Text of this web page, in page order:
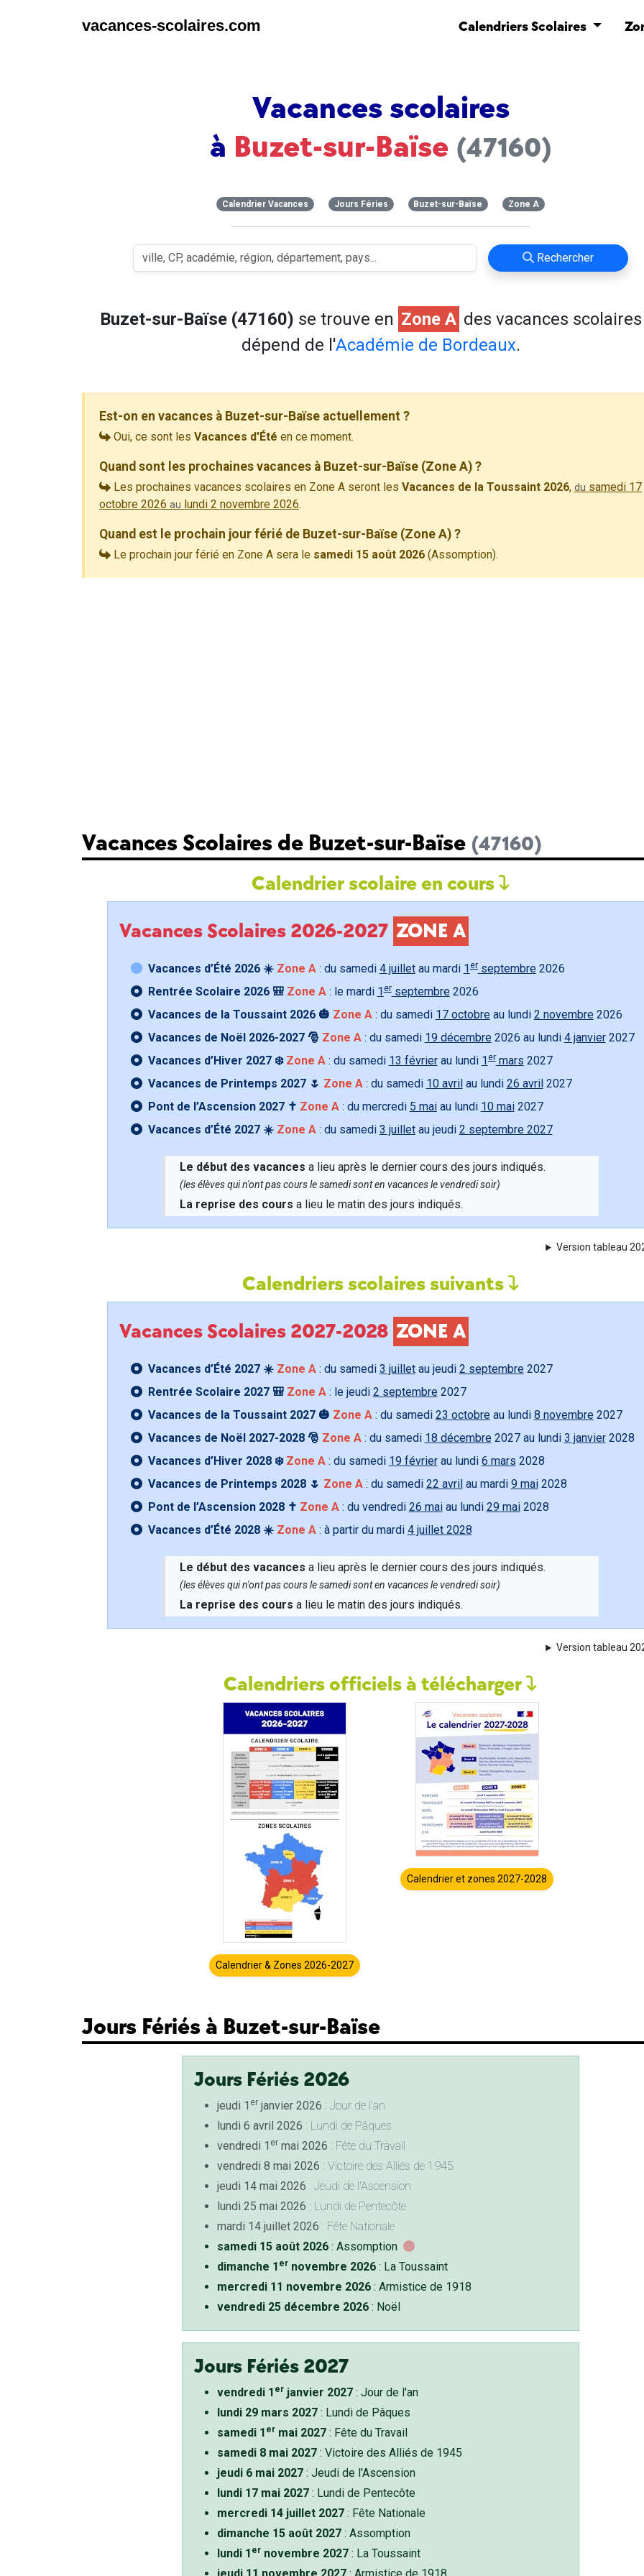
vacances-scolaires.com Calendriers Scolaires
Vacances scolaires
à Buzet-sur-Baïse (47160)
Calendrier Vacances Jours Féries Buzet-sur-Baïse Zone A
Rechercher
Buzet-sur-Baïse (47160) se trouve en Zone A des vacances
dépend de l'Académie de Bordeaux.
Est-on en vacances à Buzet-sur-Baïse actuellement ?
Oui, ce sont les Vacances d'Été en ce moment.
Quand sont les prochaines vacances à Buzet-sur-Baïse (Zone A) ?
Les prochaines vacances scolaires en Zone A seront les Vacances de la Toussaint 2026, du samedi 17
octobre 2026 au lundi 2 novembre 2026.
Quand est le prochain jour férié de Buzet-sur-Baïse (Zone A) ?
Le prochain jour férié en Zone A sera le samedi 15 août 2026 (Assomption).
Vacances Scolaires de Buzet-sur-Baïse (47160)
Calendrier scolaire en cours
Vacances Scolaires 2026-2027 ZONE A
Vacances d’Été 2026 ☀️ Zone A: du samedi 4 juilletau mardi 1 erseptembre 2026
Rentrée Scolaire 2026 🎒 Zone A: le mardi 1erseptembre 2026
Vacances de la Toussaint 2026 🎃 Zone A: du samedi 17 octobre au lundi 2 novembre 2026
Vacances de Noël 2026-2027 🎅 Zone A: du samedi 19 décembre 2026 au lundi 4 janvier2027
Vacances d’Hiver 2027 ❄️ Zone A: du samedi 13 févrierau lundi 1ermars 2027
Vacances de Printemps 2027 🌷 Zone A: du samedi 10 avril au lundi 26 avril 2027
Pont de l’Ascension 2027 ✝️ Zone A: du mercredi 5 maiau lundi 10 mai2027
Vacances d’Été 2027 ☀️ Zone A: du samedi 3 juilletau jeudi 2 septembre 2027
Le début des vacances a lieu après le dernier cours des jours indiqués.
(les élèves qui n'ont pas cours le samedi sont en vacances le vendredi soir)
La reprise des cours a lieu le matin des jours indiqués.
Version tableau
Calendriers scolaires suivants
Vacances Scolaires 2027-2028 ZONE A
Vacances d’Été 2027 ☀️ Zone A: du samedi 3 juilletau jeudi 2 septembre 2027
Rentrée Scolaire 2027 🎒 Zone A: le jeudi 2 septembre 2027
Vacances de la Toussaint 2027 🎃 Zone A: du samedi 23 octobre au lundi 8 novembre 2027
Vacances de Noël 2027-2028 🎅 Zone A: du samedi 18 décembre 2027 au lundi 3 janvier2028
Vacances d’Hiver 2028 ❄️ Zone A: du samedi 19 févrierau lundi 6 mars 2028
Vacances de Printemps 2028 🌷 Zone A: du samedi 22 avril au mardi 9 mai2028
Pont de l’Ascension 2028 ✝️ Zone A: du vendredi 26 maiau lundi 29 mai2028
Vacances d’Été 2028 ☀️ Zone A: à partir du mardi 4 juillet 2028
Le début des vacances a lieu après le dernier cours des jours indiqués.
(les élèves qui n'ont pas cours le samedi sont en vacances le vendredi soir)
La reprise des cours a lieu le matin des jours indiqués.
Version tableau
Calendriers officiels à télécharger
Calendrier & Zones 2026-2027
Calendrier et zones 2027-2028
Jours Fériés à Buzet-sur-Baïse
Jours Fériés 2026
jeudi 1 erjanvier 2026 : Jour de l'an
lundi 6 avril 2026 : Lundi de Pâques
vendredi 1 ermai 2026 : Fête du Travail
vendredi 8 mai 2026 : Victoire des Alliés de 1945
jeudi 14 mai 2026 : Jeudi de l'Ascension
lundi 25 mai 2026 : Lundi de Pentecôte
mardi 14 juillet 2026 : Fête Nationale
samedi 15 août 2026: Assomption
dimanche 1 ernovembre 2026: La Toussaint
mercredi 11 novembre 2026: Armistice de 1918
vendredi 25 décembre 2026: Noël
Jours Fériés 2027
vendredi 1 erjanvier 2027: Jour de l'an
lundi 29 mars 2027: Lundi de Pâques
samedi 1 ermai 2027: Fête du Travail
samedi 8 mai 2027: Victoire des Alliés de 1945
jeudi 6 mai 2027: Jeudi de l'Ascension
lundi 17 mai 2027: Lundi de Pentecôte
mercredi 14 juillet 2027: Fête Nationale
dimanche 15 août 2027: Assomption
lundi 1 ernovembre 2027: La Toussaint
jeudi 11 novembre 2027: Armistice de 1918